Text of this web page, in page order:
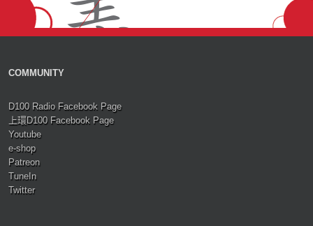
COMMUNITY
D100 Radio Facebook Page
上環D100 Facebook Page
Youtube
e-shop
Patreon
TuneIn
Twitter